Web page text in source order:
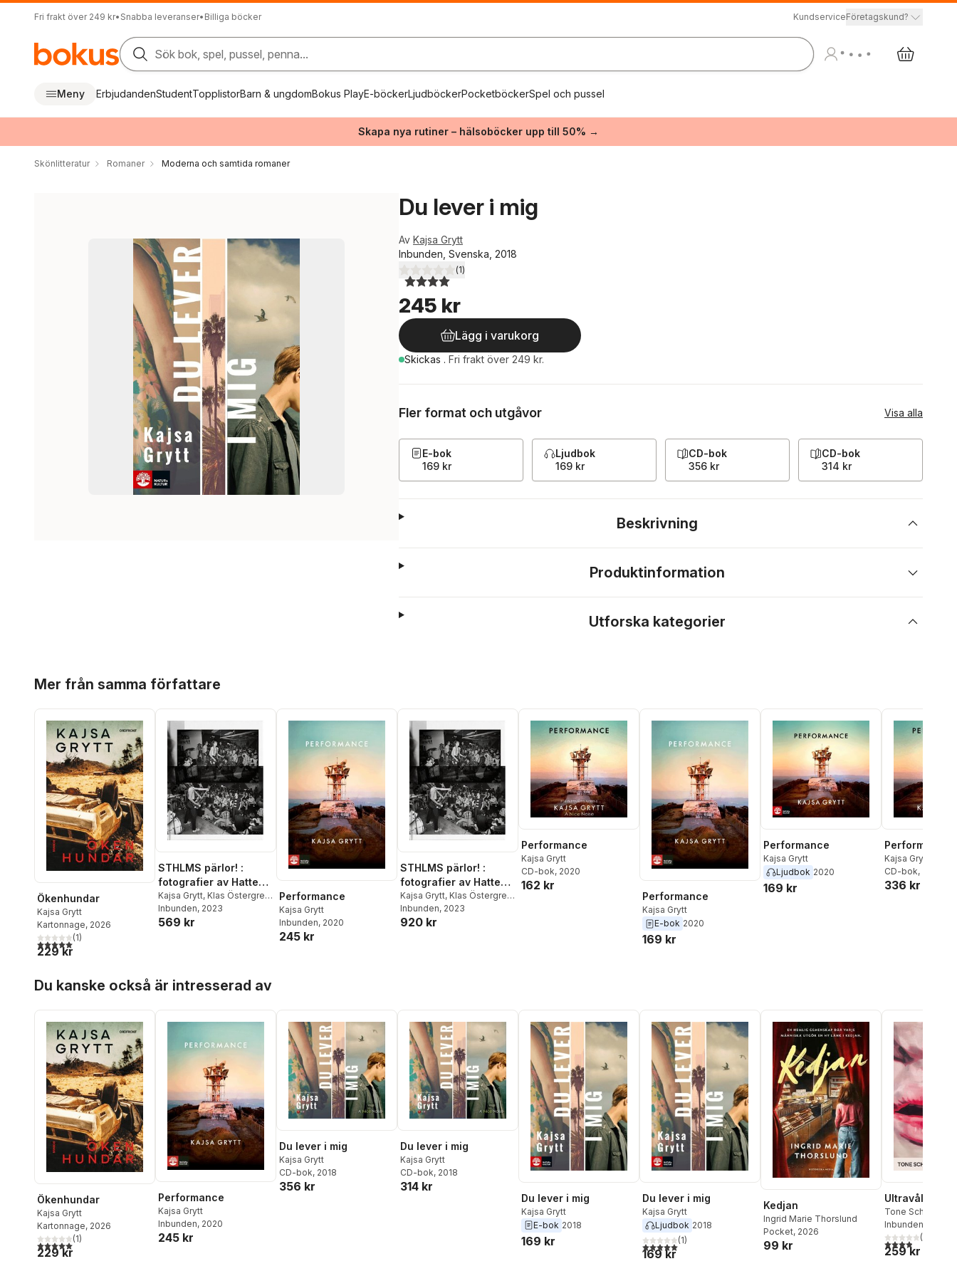
Fri frakt över 249 kr• Snabba leveranser• Billiga böcker KundserviceFöretagskund?
Sök bok, spel, pussel, penna...
Meny ErbjudandenStudentTopplistorBarn & ungdomBokus PlayE-böckerLjudböckerPocketböckerSpel och pussel
Skapa nya rutiner – hälsoböcker upp till 50% →
Skönlitteratur Romaner Moderna och samtida romaner
Du lever i mig
Av Kajsa Grytt
Inbunden, Svenska, 2018
4,0utav 5 stjärnor. Totalt antal röster:
(1)
245 kr
Lägg i varukorg
Skickas . Fri frakt över 249 kr.
Fler format och utgåvor Visa alla
E-bok
169 kr
Ljudbok
169 kr
CD-bok
356 kr
CD-bok
314 kr
Beskrivning
Produktinformation
Utforska kategorier
Mer från samma författare
Ökenhundar
Kajsa Grytt
Kartonnage, 2026
5,0utav 5 stjärnor. Totalt antal röster:
(1)
229 kr
STHLMS pärlor! :
fotografier av Hatte
Stiwenius 1978-87
Kajsa Grytt, Klas Östergren ,
Stry Terrarie
Inbunden, 2023
569 kr
Performance
Kajsa Grytt
Inbunden, 2020
245 kr
STHLMS pärlor! :
fotografier av Hatte
Stiwenius 1978-87
(engelska)
Kajsa Grytt, Klas Östergren ,
Stry Terrarie
Inbunden, 2023
920 kr
Performance
Kajsa Grytt
CD-bok, 2020
162 kr
Performance
Kajsa Grytt
E-bok 2020
169 kr
Performance
Kajsa Grytt
Ljudbok 2020
169 kr
Performance
Kajsa Grytt
CD-bok, 2020
336 kr
Du kanske också är intresserad av
Ökenhundar
Kajsa Grytt
Kartonnage, 2026
5,0utav 5 stjärnor. Totalt antal röster:
(1)
229 kr
Performance
Kajsa Grytt
Inbunden, 2020
245 kr
Du lever i mig
Kajsa Grytt
CD-bok, 2018
356 kr
Du lever i mig
Kajsa Grytt
CD-bok, 2018
314 kr
Du lever i mig
Kajsa Grytt
E-bok 2018
169 kr
Du lever i mig
Kajsa Grytt
Ljudbok 2018
5,0utav 5 stjärnor. Totalt antal röster:
(1)
169 kr
Kedjan
Ingrid Marie Thorslund
Pocket, 2026
99 kr
Ultravåld
Tone
Inbunden
3,9utav 5(
259 kr